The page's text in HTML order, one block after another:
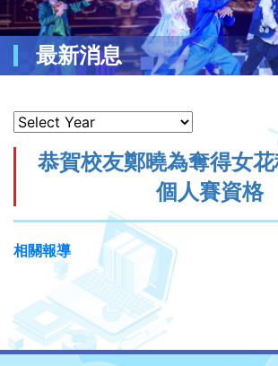
最新消息
恭賀校友鄭曉為奪得女
個人賽資格
相關報導